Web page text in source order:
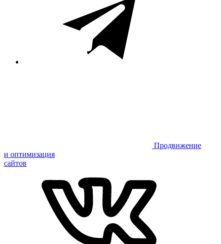
Продвижение
и оптимизация
сайтов